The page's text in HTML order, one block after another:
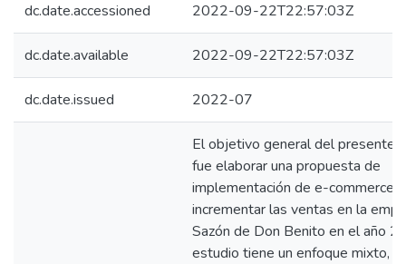
dc.date.accessioned 2022-09-22T22:57:03Z
dc.date.available 2022-09-22T22:57:03Z
dc.date.issued 2022-07
El objetivo general del presente
fue elaborar una propuesta de
implementación de e-commerce
incrementar las ventas en la
Sazón de Don Benito en el año
estudio tiene un enfoque mixto,